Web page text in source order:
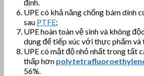
định.
UPE có khả năng chống bám dính
sau PTFE;
UPE hoàn toàn vệ sinh và không
dụng để tiếp xúc với thực phẩm và
UPE có mật độ nhỏ nhất trong tất
thấp hơn
56%.